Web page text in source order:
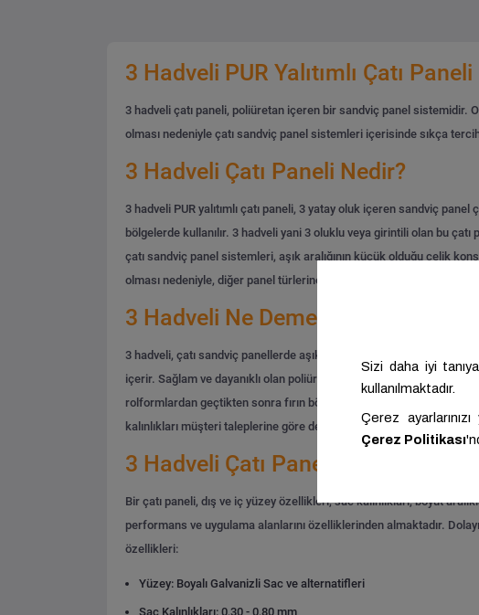
3 Hadveli PUR Yalıtımlı Çatı Paneli
3 hadveli çatı paneli, poliüretan içeren bir sandviç panel sistemidir.
olması nedeniyle çatı sandviç panel sistemleri içerisinde sıkça
3 Hadveli Çatı Paneli Nedir?
3 hadveli PUR yalıtımlı çatı paneli, 3 yatay oluk içeren sandviç
bölgelerde kullanılır. 3 hadveli yani 3 oluklu veya girintili olan bu
çatı sandviç panel sistemleri, aşık aralığının küçük olduğu çelik
olması nedeniyle, diğer panel türlerine göre daha ekonomik ve
3 Hadveli Ne Demek?
3 hadveli, çatı sandviç panellerde aşık aralığının az olduğu panel
içerir. Sağlam ve dayanıklı olan poliüretan dolgulu 3 hadveli paneller
rolformlardan geçtikten sonra fırın bölgesine yaklaştığında sıvı
kalınlıkları müşteri taleplerine göre değişiklik gösterebilir. Metal
3 Hadveli Çatı Paneli Özellikleri
Bir çatı paneli, dış ve iç yüzey özellikleri, sac kalınlıkları, boyut
performans ve uygulama alanlarını özelliklerinden almaktadır.
özellikleri:
Yüzey: Boyalı Galvanizli Sac ve alternatifleri
Sac Kalınlıkları: 0,30 - 0,80 mm